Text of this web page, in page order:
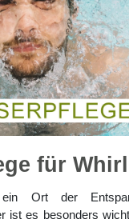
für
Ort der
ist es besonders